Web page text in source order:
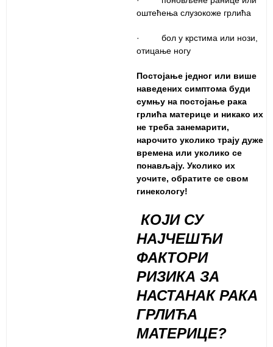
оштећења слузокоже грлића
· бол у крстима или нози,
отицање ногу
Постојање једног или више
наведених симптома буди
сумњу на постојање рака
грлића материце и никако их
не треба занемарити,
нарочито уколико трају дуже
времена или уколико се
понављају. Уколико их
уочите, обратите се свом
гинекологу!
КОЈИ СУ
НАЈЧЕШЋИ
ФАКТОРИ
РИЗИКА ЗА
НАСТАНАК РАКА
ГРЛИЋА
МАТЕРИЦЕ?